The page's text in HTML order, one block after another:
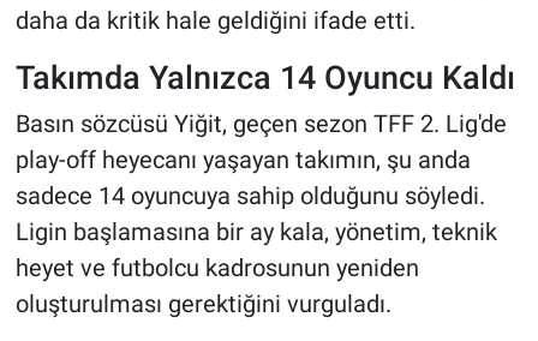
daha da kritik hale geldiğini ifade etti.
Takımda Yalnızca 14 Oyuncu Kaldı
Basın sözcüsü Yiğit, geçen sezon TFF 2. Lig'de
play-off heyecanı yaşayan takımın, şu anda
sadece 14 oyuncuya sahip olduğunu söyledi.
Ligin başlamasına bir ay kala, yönetim, teknik
heyet ve futbolcu kadrosunun yeniden
oluşturulması gerektiğini vurguladı.